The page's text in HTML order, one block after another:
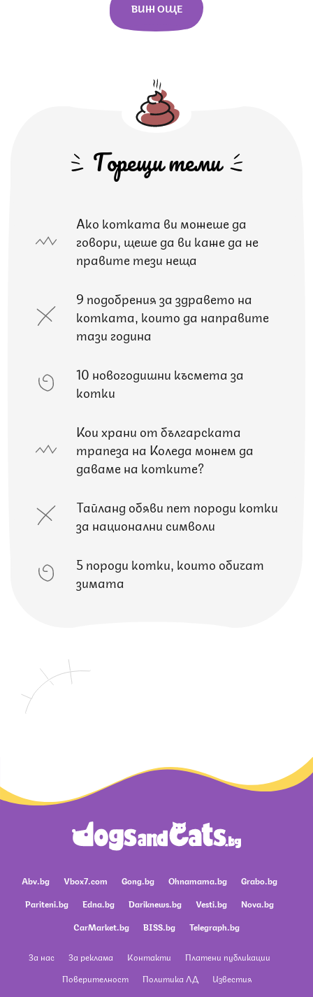
ВИЖ ОЩЕ
Горещи теми
Ако котката ви можеше да
говори, щеше да ви каже да не
правите тези неща
9 подобрения за здравето на
котката, които да направите
тази година
10 новогодишни късмета за
котки
Кои храни от българската
трапеза на Коледа можем да
даваме на котките?
Тайланд обяви пет породи котки
за национални символи
5 породи котки, които обичат
зимата
Abv.bg Vbox7.com Gong.bg Ohnamama.bg
Grabo.bg
Pariteni.bg
Edna.bg Dariknews.bg Vesti.bg
Nova.bg
CarMarket.bg
BISS.bg Telegraph.bg
За нас За реклама Контакти
Платени публикации
Поверителност
Политика ЛД Известия